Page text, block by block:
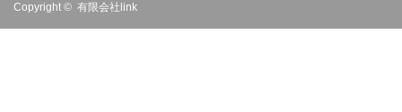
Copyright © 有限会社link